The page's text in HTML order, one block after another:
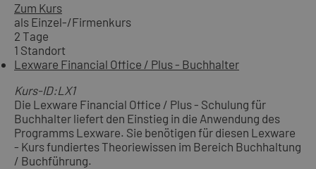
Zum Kurs
als Einzel-/Firmenkurs
2 Tage
1 Standort
Lexware Financial Office / Plus - Buchhalter
Kurs-ID:LX1
Die Lexware Financial Office / Plus - Schulung für
Buchhalter liefert den Einstieg in die Anwendung des
Programms Lexware. Sie benötigen für diesen Lexware
- Kurs fundiertes Theoriewissen im Bereich Buchhaltung
/ Buchführung.